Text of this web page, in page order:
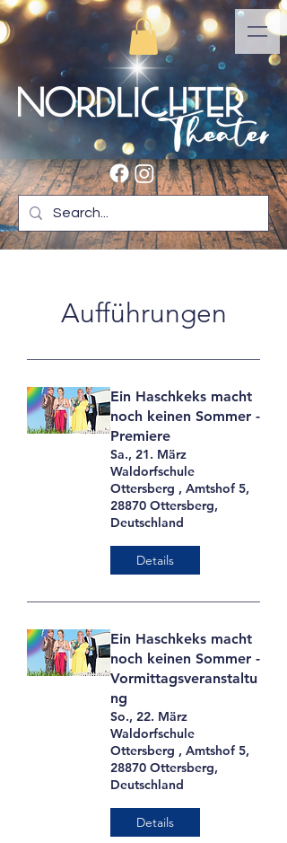
Aufführungen
Ein Haschkeks macht
noch keinen Sommer -
Premiere
Sa., 21. März
Waldorfschule
Ottersberg , Amtshof 5,
28870 Ottersberg,
Deutschland
Details
Ein Haschkeks macht
noch keinen Sommer -
Vormittagsveranstaltu
ng
So., 22. März
Waldorfschule
Ottersberg , Amtshof 5,
28870 Ottersberg,
Deutschland
Details